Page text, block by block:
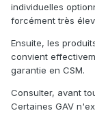
individuelles
forcément très
Ensuite, les
convient
garantie en CSM.
Consulter, avant
Certaines GAV